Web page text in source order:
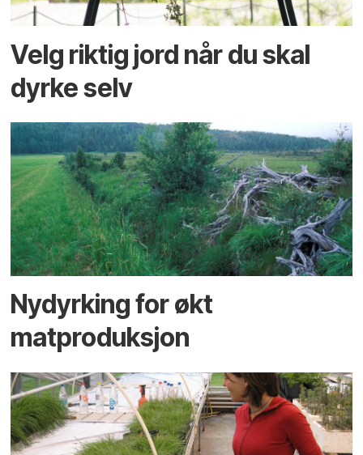
Velg riktig jord når du skal
dyrke selv
Nydyrking for økt
matproduksjon